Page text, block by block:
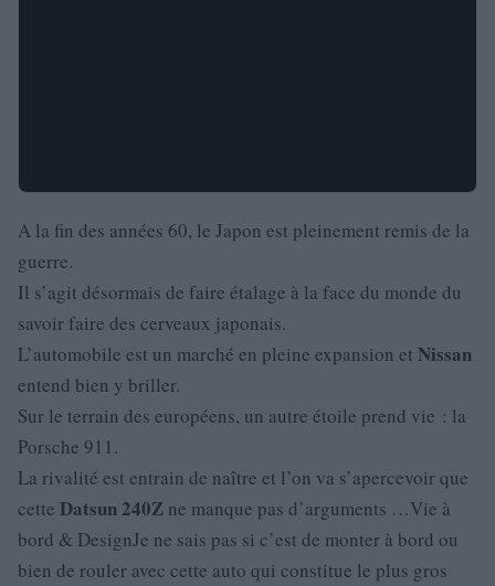
A la fin des années 60, le Japon est pleinement remis de la
guerre.
Il s’agit désormais de faire étalage à la face du monde du
savoir faire des cerveaux japonais.
L’automobile est un marché en pleine expansion et Nissan
entend bien y briller.
Sur le terrain des européens, un autre étoile prend vie : la
Porsche 911.
La rivalité est entrain de naître et l’on va s’apercevoir que
cette Datsun240Z ne manque pas d’arguments …Vie à
bord & DesignJe ne sais pas si c’est de monter à bord ou
bien de rouler avec cette auto qui constitue le plus gros